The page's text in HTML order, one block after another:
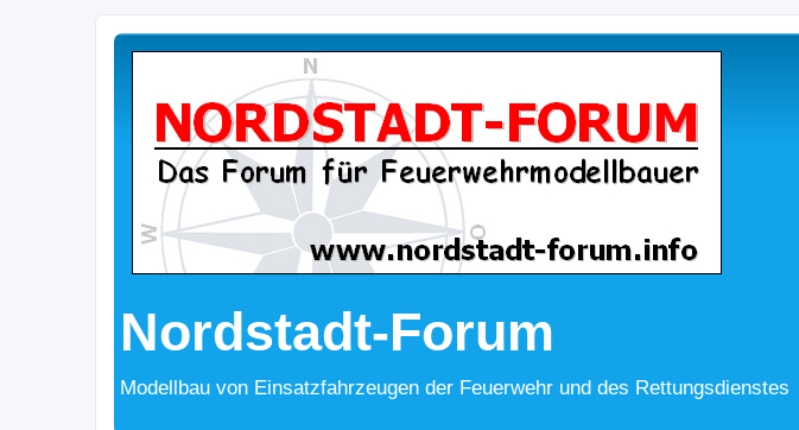
Nordstadt-Forum
Modellbau von Einsatzfahrzeugen der Feuerwehr und des Rettungsdienstes